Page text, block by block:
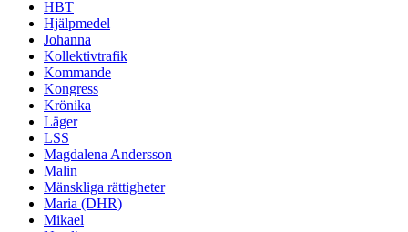
HBT
Hjälpmedel
Johanna
Kollektivtrafik
Kommande
Kongress
Krönika
Läger
LSS
Magdalena Andersson
Malin
Mänskliga rättigheter
Maria (DHR)
Mikael